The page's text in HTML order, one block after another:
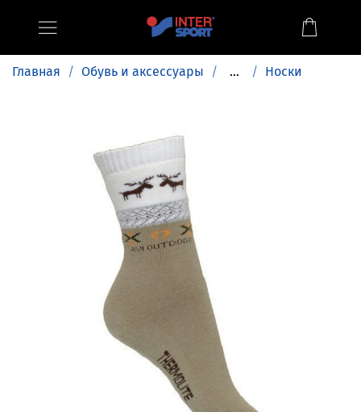
Главная Обувь и аксессуары ... Носки